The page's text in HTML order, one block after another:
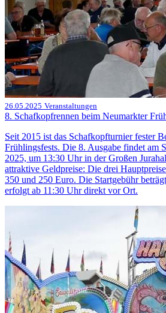
26.05.2025 Veranstaltungen
8. Schafkopfrennen beim Neumarkter
Seit 2015 ist das Schafkopfturnier fester
Frühlingsfests. Die 8. Ausgabe findet am
2025, um 13:30 Uhr in der Großen
attraktive Geldpreise: Die drei
350 und 250 Euro. Die Startgebühr
erfolgt ab 11:30 Uhr direkt vor Ort.